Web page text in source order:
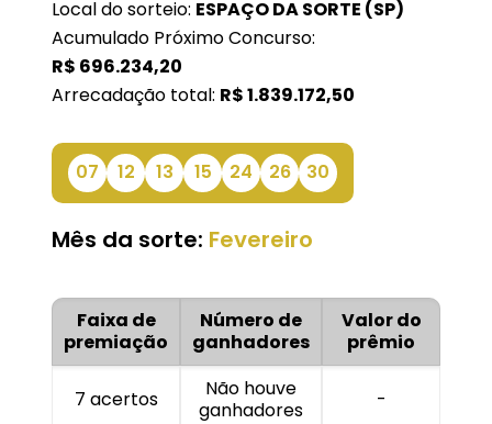
Local do sorteio: ESPAÇO DA SORTE (SP)
Acumulado Próximo Concurso:
R$ 696.234,20
Arrecadação total: R$1.839.172,50
07 12 13 15 24 26 30
Mês da sorte: Fevereiro
Faixa de
premiação
Número de
ganhadores
Valor do
prêmio
7 acertos
Não houve
ganhadores
-